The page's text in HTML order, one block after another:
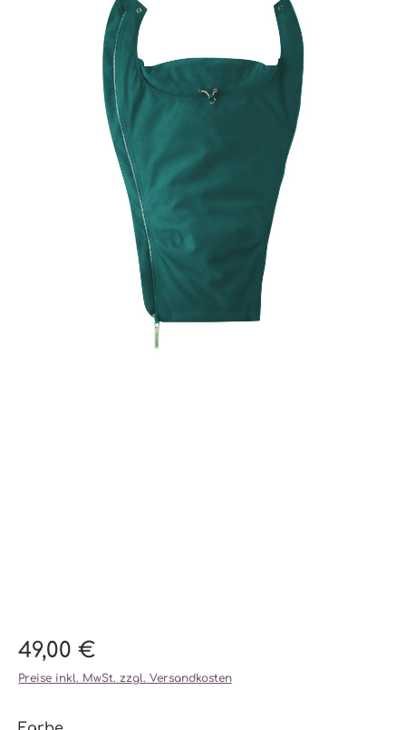
49,00 €
Preise inkl. MwSt. zzgl. Versandkosten